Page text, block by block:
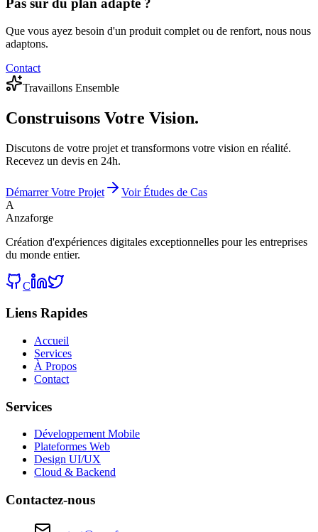
Pas sûr du plan adapté ?
Que vous ayez besoin d'un produit complet ou de renfort, nous nous
adaptons.
Contact
Travaillons Ensemble
Construisons Votre Vision.
Discutons de votre projet et transformons votre vision en réalité.
Recevez un devis en 24h.
Démarrer Votre Projet
Voir Études de Cas
A
Anzaforge
Création d'expériences digitales exceptionnelles pour les entreprises
du monde entier.
C
Liens Rapides
Accueil
Services
À Propos
Contact
Services
Développement Mobile
Plateformes Web
Design UI/UX
Cloud & Backend
Contactez-nous